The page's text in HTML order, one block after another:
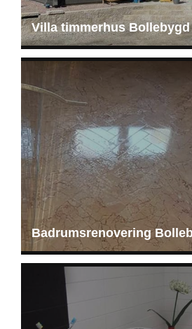
Villa timmerhus Bollebygd
Badrumsrenovering